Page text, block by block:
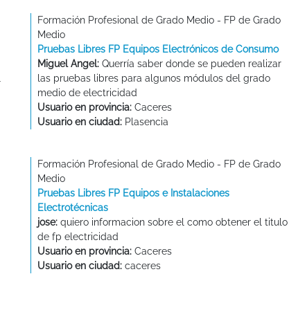
Formación Profesional de Grado Medio - FP de Grado
Medio
Pruebas Libres FP Equipos Electrónicos de Consumo
Miguel Angel: Querría saber donde se pueden realizar
las pruebas libres para algunos módulos del grado
medio de electricidad
Usuario en provincia: Caceres
Usuario en ciudad: Plasencia
Formación Profesional de Grado Medio - FP de Grado
Medio
Pruebas Libres FP Equipos e Instalaciones
Electrotécnicas
jose: quiero informacion sobre el como obtener el titulo
de fp electricidad
Usuario en provincia: Caceres
Usuario en ciudad: caceres